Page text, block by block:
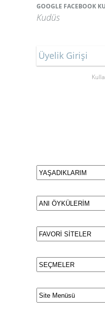
GOOGLE FACEBOOK
Kudüs
Üyelik Girişi